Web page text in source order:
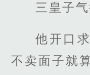
三皇子
他开口
不卖面子就